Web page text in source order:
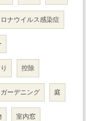
ナウイルス感染症
控除
ガーデニング 庭
室内窓